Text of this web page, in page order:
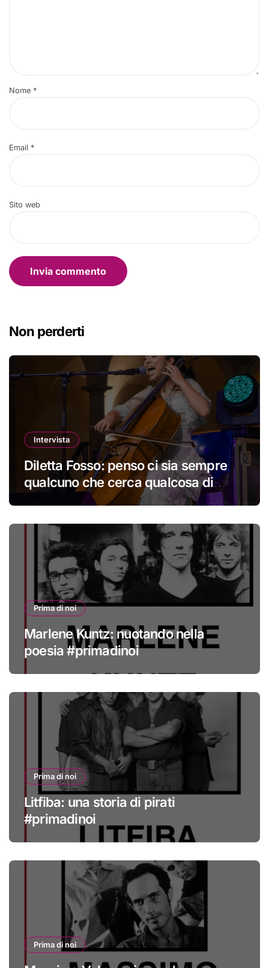
Nome *
Email *
Sito web
Non perderti
Intervista
Diletta Fosso: penso ci sia sempre
qualcuno che cerca qualcosa di
Prima di noi
Marlene Kuntz: nuotando nella
poesia #primadinoi
Prima di noi
Litfiba: una storia di pirati
#primadinoi
Prima di noi